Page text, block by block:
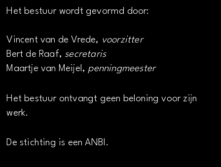
Het bestuur wordt gevormd door:
Vincent van de Vrede, voorzitter
Bert de Raaf, secretaris
Maartje van Meijel, penningmeester
Het bestuur ontvangt geen beloning voor zijn
werk.
De stichting is een ANBI.